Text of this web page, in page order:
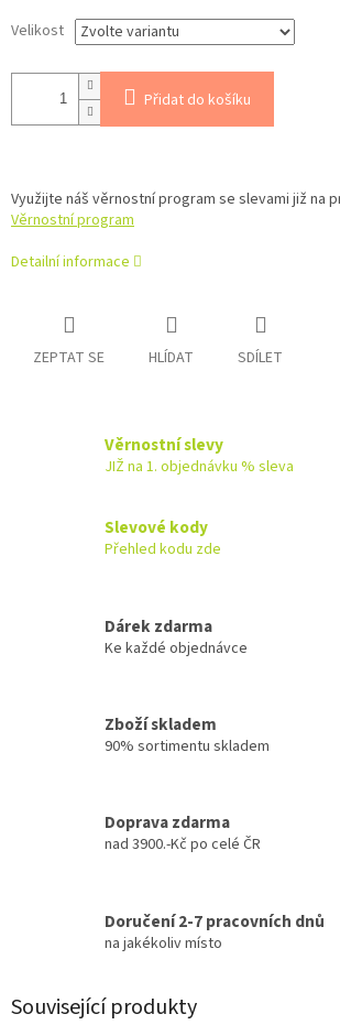
Velikost
Přidat do košíku
Využijte náš věrnostní program se slevami již na
Věrnostní program
Detailní informace
ZEPTAT SE HLÍDAT SDÍLET
Věrnostní slevy
JIŽ na 1. objednávku % sleva
Slevové kody
Přehled kodu zde
Dárek zdarma
Ke každé objednávce
Zboží skladem
90% sortimentu skladem
Doprava zdarma
nad 3900.-Kč po celé ČR
Doručení 2-7 pracovních dnů
na jakékoliv místo
Související produkty